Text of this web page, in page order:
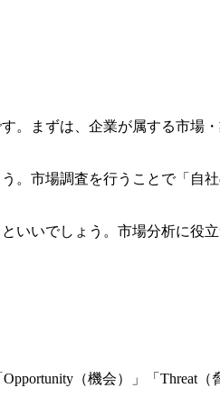
。まずは、企業が属する市
。市場調査を行うことで「
いいでしょう。市場分析に役
Opportunity（機会）」「